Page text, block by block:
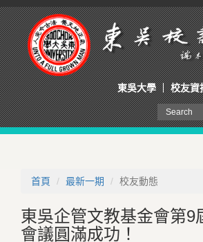
東吳大學 校友資
首頁
最新一期 校友動態
東吳企管文教基金會第9
會議圓滿成功！